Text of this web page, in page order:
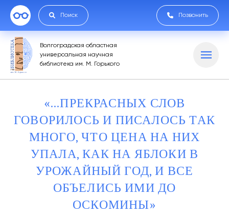
Поиск Позвонить
Волгоградская областная
универсальная научная
библиотека им. М. Горького
«...ПРЕКРАСНЫХ СЛОВ
ГОВОРИЛОСЬ И ПИСАЛОСЬ ТАК
МНОГО, ЧТО ЦЕНА НА НИХ
УПАЛА, КАК НА ЯБЛОКИ В
УРОЖАЙНЫЙ ГОД, И ВСЕ
ОБЪЕЛИСЬ ИМИ ДО
ОСКОМИНЫ»